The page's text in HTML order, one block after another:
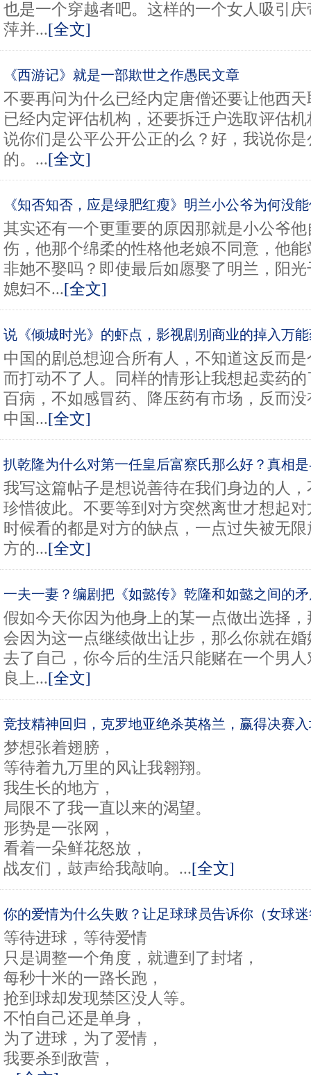
也是一个穿越者吧。这样的一个女人吸引
萍并...[全文]
《西游记》就是一部欺世之作愚民文章
不要再问为什么已经内定唐僧还要让他西
已经内定评估机构，还要拆迁户选取评估
说你们是公平公开公正的么？好，我说你
的。...[全文]
《知否知否，应是绿肥红瘦》明兰小公爷为何没
嫁给小公爷吗？
其实还有一个更重要的原因那就是小公爷
伤，他那个绵柔的性格他老娘不同意，他
非她不娶吗？即使最后如愿娶了明兰，阳
媳妇不...[全文]
说《倾城时光》的虾点，影视剧别商业的掉入万
中国的剧总想迎合所有人，不知道这反而
而打动不了人。同样的情形让我想起卖药
百病，不如感冒药、降压药有市场，反而
中国...[全文]
扒乾隆为什么对第一任皇后富察氏那么好？真相
我写这篇帖子是想说善待在我们身边的人
珍惜彼此。不要等到对方突然离世才想起
时候看的都是对方的缺点，一点过失被无
方的...[全文]
一夫一妻？编剧把《如懿传》乾隆和如懿之间的
假如今天你因为他身上的某一点做出选择
会因为这一点继续做出让步，那么你就在
去了自己，你今后的生活只能赌在一个男
良上...[全文]
竞技精神回归，克罗地亚绝杀英格兰，赢得决赛
梦想张着翅膀，
等待着九万里的风让我翱翔。
我生长的地方，
局限不了我一直以来的渴望。
形势是一张网，
看着一朵鲜花怒放，
战友们，鼓声给我敲响。...[全文]
你的爱情为什么失败？让足球球员告诉你（女球
等待进球，等待爱情
只是调整一个角度，就遭到了封堵，
每秒十米的一路长跑，
抢到球却发现禁区没人等。
不怕自己还是单身，
为了进球，为了爱情，
我要杀到敌营，